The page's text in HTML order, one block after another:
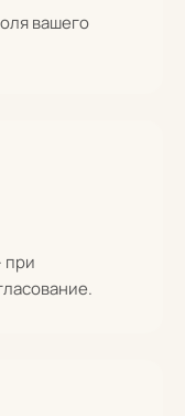
вашего
при